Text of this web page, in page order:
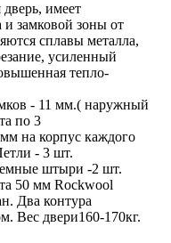
имеет
замковой зоны от
сплавы металла,
усиленный
тепло-
- 11 мм.( наружный
по 3
на корпус каждого
- 3 шт.
штыри -2 шт.
50 мм Rockwool
Два контура
Вес двери160-170кг.